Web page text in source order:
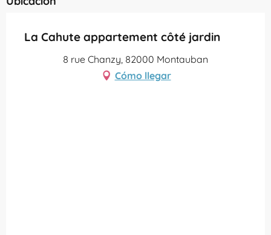
La Cahute appartement côté jardin
8 rue Chanzy, 82000 Montauban
Cómo llegar